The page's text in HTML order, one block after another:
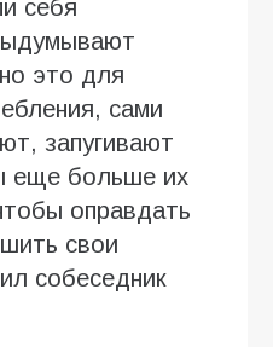
себя
это для
сами
запугивают
еще больше их
оправдать
свои
собеседник